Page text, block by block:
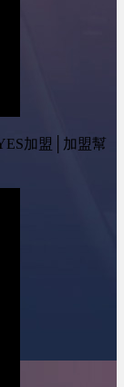
加盟│加盟幫